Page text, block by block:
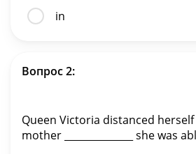
in
Вопрос 2:
Queen Victoria distanced
mother ______________ she was